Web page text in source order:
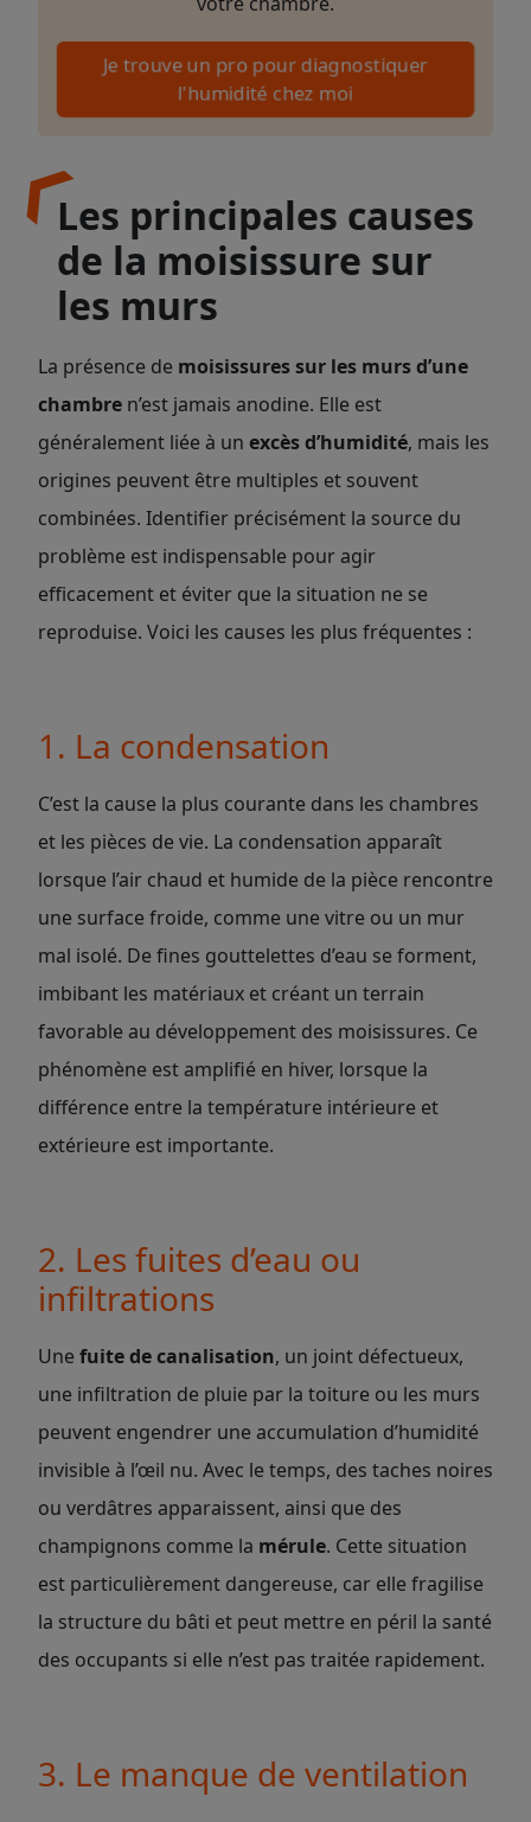
Je trouve un pro pour diagnostiquer
l'humidité chez moi
Les principales causes
de la moisissure sur
les murs
La présence de moisissures sur les murs d’une
chambre n’est jamais anodine. Elle est
généralement liée à un excès d’humidité, mais les
origines peuvent être multiples et souvent
combinées. Identifier précisément la source du
problème est indispensable pour agir
efficacement et éviter que la situation ne se
reproduise. Voici les causes les plus fréquentes :
1. La condensation
C’est la cause la plus courante dans les chambres
et les pièces de vie. La condensation apparaît
lorsque l’air chaud et humide de la pièce rencontre
une surface froide, comme une vitre ou un mur
mal isolé. De fines gouttelettes d’eau se forment,
imbibant les matériaux et créant un terrain
favorable au développement des moisissures. Ce
phénomène est amplifié en hiver, lorsque la
différence entre la température intérieure et
extérieure est importante.
2. Les fuites d’eau ou
infiltrations
Une fuite de canalisation, un joint défectueux,
une infiltration de pluie par la toiture ou les murs
peuvent engendrer une accumulation d’humidité
invisible à l’œil nu. Avec le temps, des taches noires
ou verdâtres apparaissent, ainsi que des
champignons comme la mérule. Cette situation
est particulièrement dangereuse, car elle fragilise
la structure du bâti et peut mettre en péril la santé
des occupants si elle n’est pas traitée rapidement.
3. Le manque de ventilation